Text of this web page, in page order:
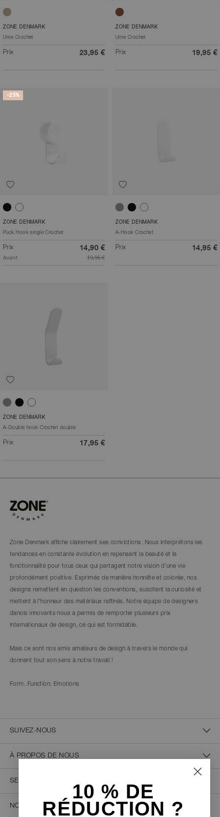
Laiton
ZONE DENMARK
Ume Crochet
Prix 23,95 €
Camel
ZONE DENMARK
Ume Crochet
Prix 19,95 €
-25%
NoirBlanc
ZONE DENMARK
Puck Hook single Crochet
Prix 14,90 €
Avant 19,95 €
Gris clair
NoirBlanc
ZONE DENMARK
A-Hook Crochet
Prix 14,95 €
Gris clair
NoirBlanc
ZONE DENMARK
A-Double hook Crochet double
Prix 17,95 €
Zone Denmark affiche clairement ses convictions. Nous interprétons les
tendances en constante évolution en repensant la beauté et la
fonctionnalité pour tous ceux qui partagent notre vision d'une vie
profondément positive. Exprimés de manière honnête et colorée, nos
designs remettent en question les conventions, suscitent la curiosité et
mettent à l'honneur des matériaux raffinés. Notre équipe de designers
danois innovants nous a permis de remporter plusieurs prix
internationaux de design, ce qui est formidable.
Mais ce sont nos amis amateurs de design à travers le monde qui
donnent tout son sens à notre travail !
Form. Function. Emotions
SUIVEZ-NOUS
À PROPOS DE NOUS
SERVICE CLIENT
NOUS CONTACTER
10 % DE
RÉDUCTION ?